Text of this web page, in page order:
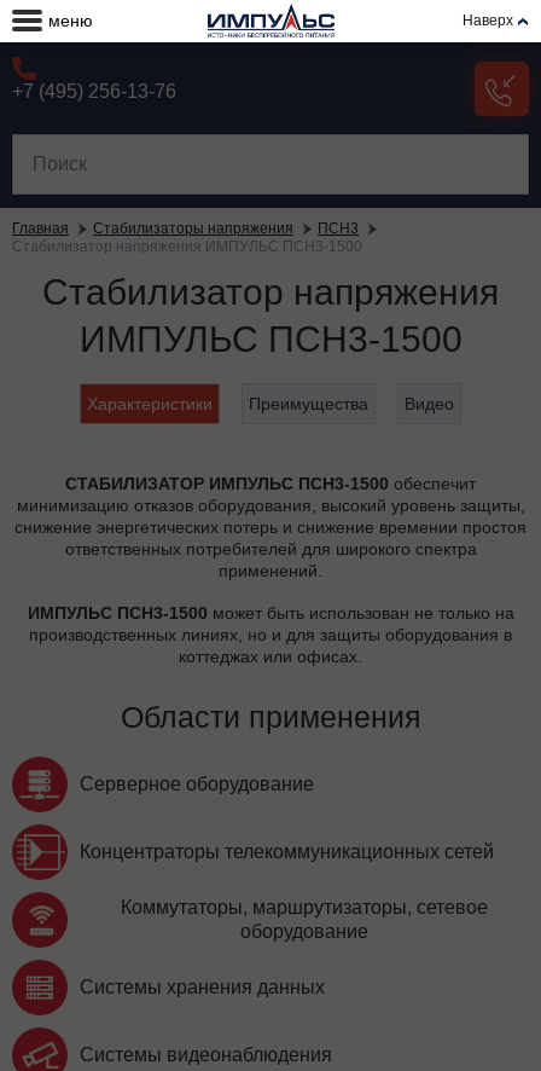
меню Наверх
+7 (495) 256-13-76
Главная Стабилизаторы напряжения
ПСН3
Стабилизатор напряжения ИМПУЛЬС ПСН3-1500
Стабилизатор напряжения
ИМПУЛЬС ПСН3-1500
Характеристики Преимущества Видео
СТАБИЛИЗАТОР ИМПУЛЬС ПСН3-1500 обеспечит
минимизацию отказов оборудования, высокий уровень защиты,
снижение энергетических потерь и снижение времении простоя
ответственных потребителей для широкого спектра
применений.
ИМПУЛЬС ПСН3-1500 может быть использован не только на
производственных линиях, но и для защиты оборудования в
коттеджах или офисах.
Области применения
Серверное оборудование
Концентраторы телекоммуникационных сетей
Коммутаторы, маршрутизаторы, сетевое
оборудование
Системы хранения данных
Системы видеонаблюдения